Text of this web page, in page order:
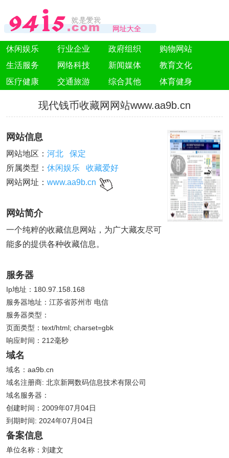
网址大全
休闲娱乐 行业企业 政府组织
购物网站
生活服务
网络科技 新闻媒体
教育文化
医疗健康
交通旅游 综合其他 体育健身
现代钱币收藏网网站www.aa9b.cn
网站信息
网站地区： 河北
保定
所属类型： 休闲娱乐
收藏爱好
网站网址： www.aa9b.cn
网站简介
一个纯粹的收藏信息网站，为广大藏友尽可
能多的提供各种收藏信息。
服务器
Ip地址：180.97.158.168
服务器地址：江苏省苏州市 电信
服务器类型：
页面类型：text/html; charset=gbk
响应时间：212毫秒
域名
域名：aa9b.cn
域名注册商: 北京新网数码信息技术有限公司
域名服务器：
创建时间：2009年07月04日
到期时间: 2024年07月04日
备案信息
单位名称：刘建文